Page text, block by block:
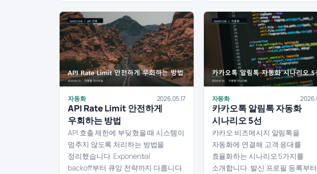
자동화 2026.05.17
API Rate Limit 안전하게
우회하는 방법
API 호출 제한에 부딪혔을 때 시스템이
멈추지 않도록 처리하는 방법을
정리했습니다. Exponential
backoff부터 큐잉 전략까지 다룹니다.
자동화
카카오톡 알림톡 자동화
시나리오 5선
카카오 비즈메시지 알림톡을
자동화에 연결해 고객 응대를
효율화하는 시나리오 5가지를
소개합니다. 발신 프로필 등록부터